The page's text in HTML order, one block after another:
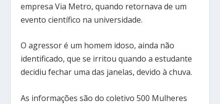
empresa Via Metro, quando retornava de um
evento científico na universidade.
O agressor é um homem idoso, ainda não
identificado, que se irritou quando a estudante
decidiu fechar uma das janelas, devido à chuva.
As informações são do coletivo 500 Mulheres